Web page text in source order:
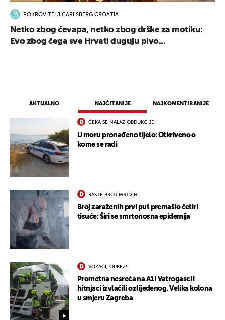
AKTUALNO NAJČITANIJE NAJKOMENTIRANIJE
ČEKA SE NALAZ OBDUKCIJE
U moru pronađeno tijelo: Otkriveno o
kome se radi
RASTE BROJ MRTVIH
Broj zaraženih prvi put premašio četiri
tisuće: Širi se smrtonosna epidemija
VOZAČI, OPREZ!
Prometna nesreća na A1! Vatrogasci i
hitnjaci izvlačili ozlijeđenog. Velika kolona
u smjeru Zagreba
POKROVITELJ CARLSBERG CROATIA
Netko zbog ćevapa, netko zbog drške za motiku:
Evo zbog čega sve Hrvati duguju pivo...